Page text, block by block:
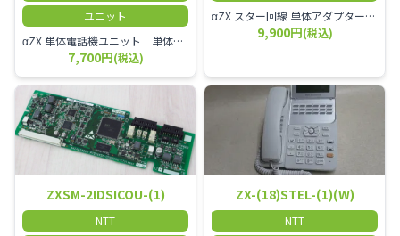
ユニット
αZX 単体電話機ユニット 単体電話機、複合機、ドアホン等、 2台分収容可能にするユニット
7,700円(税込)
αZX スター回線 単体アダプター 受付電話機、ドアホン、FAX等を1台収容できる装置です。
9,900円(税込)
ZXSM-2IDSICOU-(1)
NTT
ZX-(18)STEL-(1)(W)
NTT